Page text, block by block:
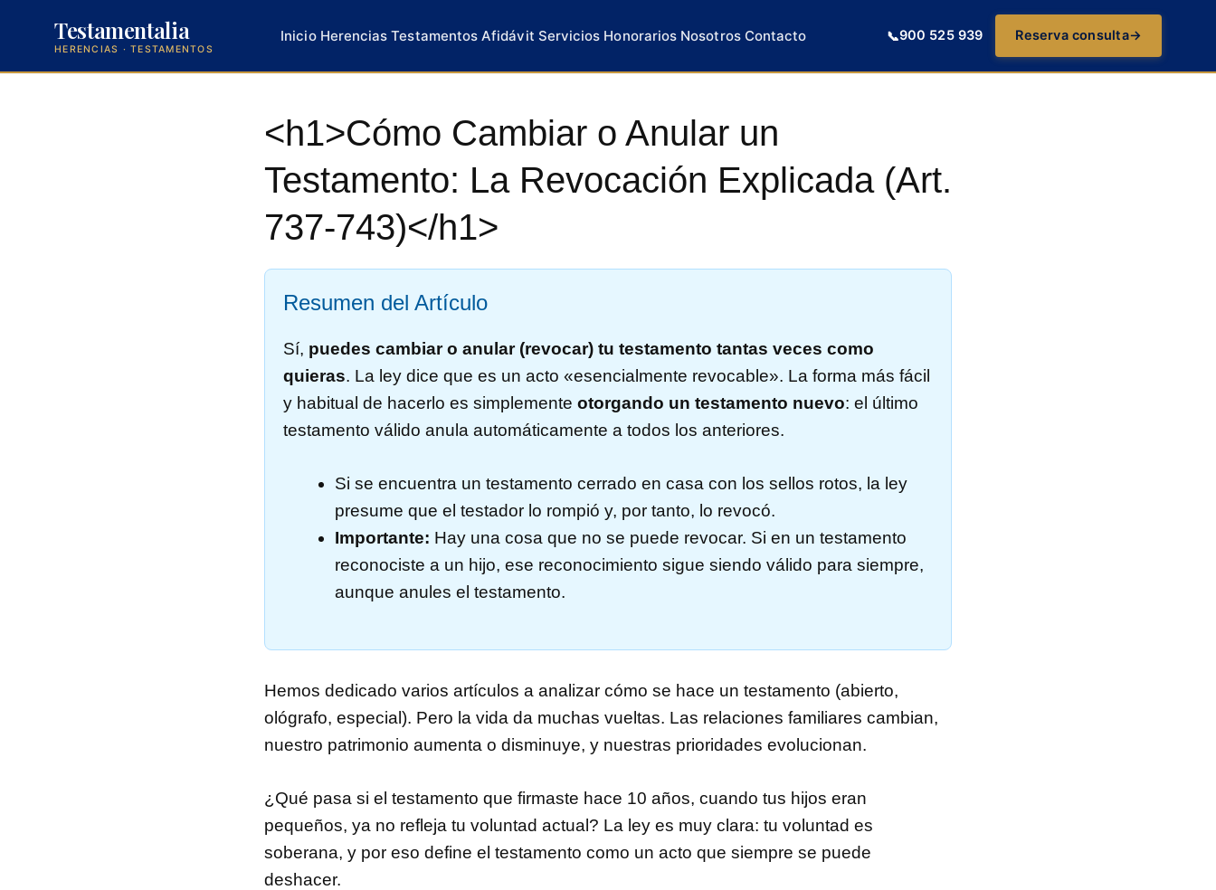
Testamentalia
HERENCIAS · TESTAMENTOS
Inicio Herencias Testamentos Afidávit Servicios Honorarios Nosotros Contacto 📞900 525 939 Reserva consulta→
<h1>Cómo Cambiar o Anular un
Testamento: La Revocación Explicada (Art.
737-743)</h1>
Resumen del Artículo
Sí, puedes cambiar o anular (revocar) tu testamento tantas veces como
quieras. La ley dice que es un acto «esencialmente revocable». La forma más fácil
y habitual de hacerlo es simplemente otorgando un testamento nuevo: el último
testamento válido anula automáticamente a todos los anteriores.
Si se encuentra un testamento cerrado en casa con los sellos rotos, la ley
presume que el testador lo rompió y, por tanto, lo revocó.
Importante: Hay una cosa que no se puede revocar. Si en un testamento
reconociste a un hijo, ese reconocimiento sigue siendo válido para siempre,
aunque anules el testamento.
Hemos dedicado varios artículos a analizar cómo se hace un testamento (abierto,
ológrafo, especial). Pero la vida da muchas vueltas. Las relaciones familiares cambian,
nuestro patrimonio aumenta o disminuye, y nuestras prioridades evolucionan.
¿Qué pasa si el testamento que firmaste hace 10 años, cuando tus hijos eran
pequeños, ya no refleja tu voluntad actual? La ley es muy clara: tu voluntad es
soberana, y por eso define el testamento como un acto que siempre se puede
deshacer.